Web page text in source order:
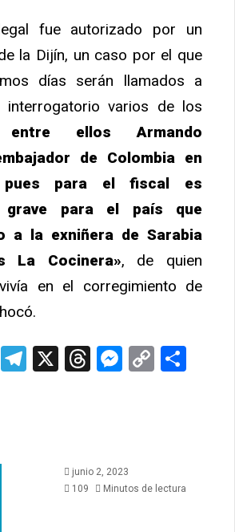
fue autorizado por un
la Dijín, un caso por el que
días serán llamados a
interrogatorio varios de los
entre ellos Armando
de Colombia en
pues para el fiscal es
grave para el país que
a la exniñera de Sarabia
La Cocinera», de quien
en el corregimiento de
WhatsApp
Telegram
X ThreadsCopy
junio 2, 2023
109
Minutos de lectura